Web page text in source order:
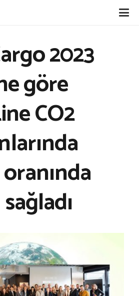
2023
göre
CO2